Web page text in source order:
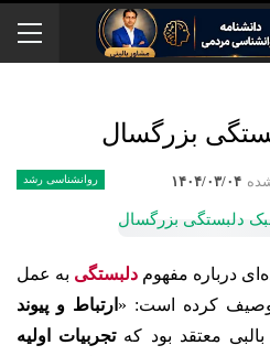
بزرگسال
روانشناسی رشد ۱۴۰۴/۰۳/۰۴
درباره مفهوم دلبستگی به عمل
توصیف کرده است: « ارتباط و پیوند
بالبی معتقد بود کهتجربیات اولیه